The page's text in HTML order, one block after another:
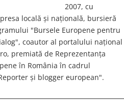
2007, cu
locală și națională, bursieră
"Bursele Europene pentru
coautor al portalului național
premiată de Reprezentanța
în România în cadrul
și blogger european".